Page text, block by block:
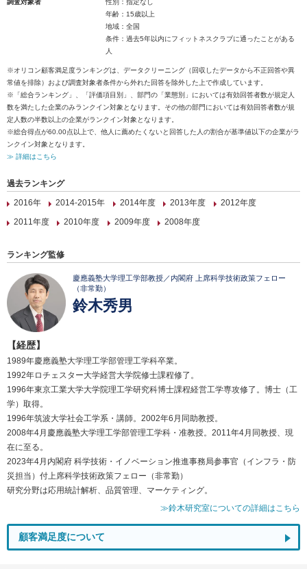
調査対象者
性別：指定なし
年齢：15歳以上
地域：全国
条件：過去5年以内にフィットネスクラブに通ったことがある
人
※オリコン顧客満足度ランキングは、データクリーニング（回収したデータから不正回答や異
常値を排除）および調査対象者条件から外れた回答を除外した上で作成しています。
※「総合ランキング」、「評価項目別」、部門の「業態別」においては有効回答者数が規定人
数を満たした企業のみランクイン対象となります。その他の部門においては有効回答者数が規
定人数の半数以上の企業がランクイン対象となります。
※総合得点が60.00点以上で、他人に薦めたくないと回答した人の割合が基準値以下の企業がラ
ンクイン対象となります。
≫ 詳細はこちら
過去ランキング
2016年
2014-2015年 2014年度 2013年度
2012年度
2011年度
2010年度 2009年度 2008年度
ランキング監修
慶應義塾大学理工学部教授／内閣府 上席科学技術政策フェロー
（非常勤）
鈴木秀男
【経歴】
1989年慶應義塾大学理工学部管理工学科卒業。
1992年ロチェスター大学経営大学院修士課程修了。
1996年東京工業大学大学院理工学研究科博士課程経営工学専攻修了。博士（工
学）取得。
1996年筑波大学社会工学系・講師。2002年6月同助教授。
2008年4月慶應義塾大学理工学部管理工学科・准教授。2011年4月同教授、現
在に至る。
2023年4月内閣府 科学技術・イノベーション推進事務局参事官（インフラ・防
災担当）付上席科学技術政策フェロー（非常勤）
研究分野は応用統計解析、品質管理、マーケティング。
≫鈴木研究室についての詳細はこちら
顧客満足度について